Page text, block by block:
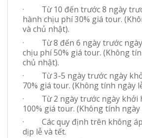
· Từ 10 đến trước 8 ngày
hành chịu phí 30% giá tour.
và chủ nhật).
· Từ 8 đến 6 ngày trước
chịu phí 50% giá tour. (Không
chủ nhật).
· Từ 3-5 ngày trước ngày
70% giá tour. (Không tính ngày
· Từ 2 ngày trước ngày khởi
100% giá tour. (Không tính
· Các quy định trên không áp
dịp lễ và tết.